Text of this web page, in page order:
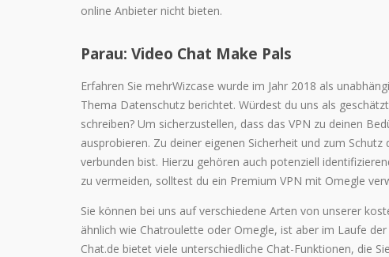
online Anbieter nicht bieten.
Parau: Video Chat Make Pals
Erfahren Sie mehrWizcase wurde im Jahr 2018 als
Thema Datenschutz berichtet. Würdest du uns als
schreiben? Um sicherzustellen, dass das VPN zu deinen
ausprobieren. Zu deiner eigenen Sicherheit und zum
verbunden bist. Hierzu gehören auch potenziell
zu vermeiden, solltest du ein Premium VPN mit Omegle
Sie können bei uns auf verschiedene Arten von unserer
ähnlich wie Chatroulette oder Omegle, ist aber im Laufe
Chat.de bietet viele unterschiedliche Chat-Funktionen, die